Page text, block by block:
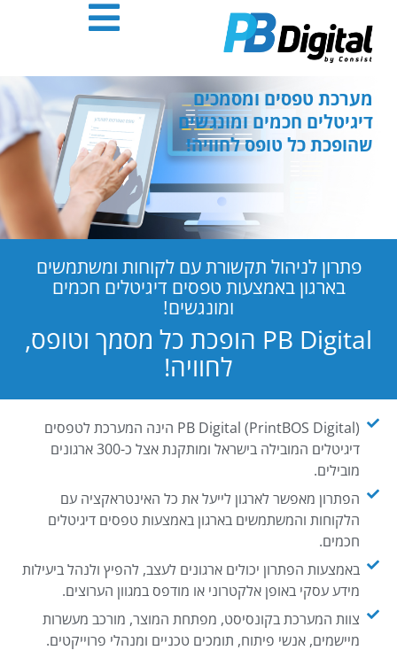
אנטר
מערכת טפסים ומסמכים
דיגיטלים חכמים ומונגשים
שהופכת כל טופס לחוויה!
פתרון לניהול תקשורת עם לקוחות ומשתמשים
בארגון באמצעות טפסים דיגיטלים חכמים
ומונגשים!
PB Digital הופכת כל מסמך וטופס,
לחוויה!
PB Digital (PrintBOS Digital) הינה המערכת לטפסים
דיגיטלים המובילה בישראל ומותקנת אצל כ-300 ארגונים
מובילים.
הפתרון מאפשר לארגון לייעל את כל האינטראקציה עם
הלקוחות והמשתמשים בארגון באמצעות טפסים דיגיטלים
חכמים.
באמצעות הפתרון יכולים ארגונים לעצב, להפיץ ולנהל ביעילות
מידע עסקי באופן אלקטרוני או מודפס במגוון הערוצים.
צוות המערכת בקונסיסט, מפתחת המוצר, מורכב מעשרות
מיישמים, אנשי פיתוח, תומכים טכניים ומנהלי פרוייקטים.